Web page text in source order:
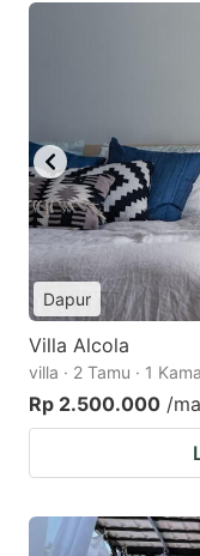
Dapur
Villa Alcola
villa · 2 Tamu · 1
Rp 2.500.000 /